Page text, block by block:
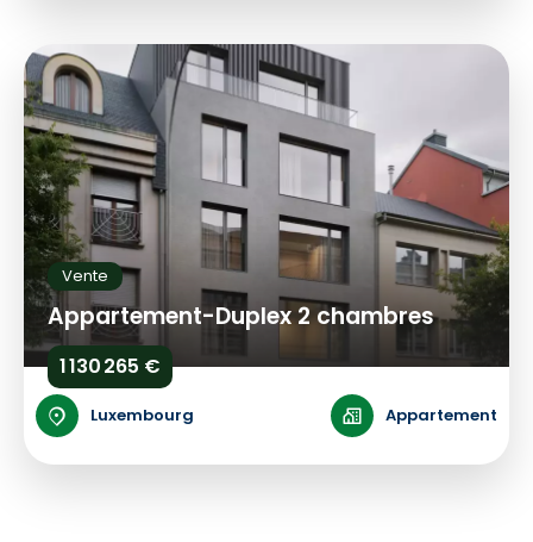
Vente
Appartement-Duplex 2 chambres
1 130 265 €
Luxembourg Appartement